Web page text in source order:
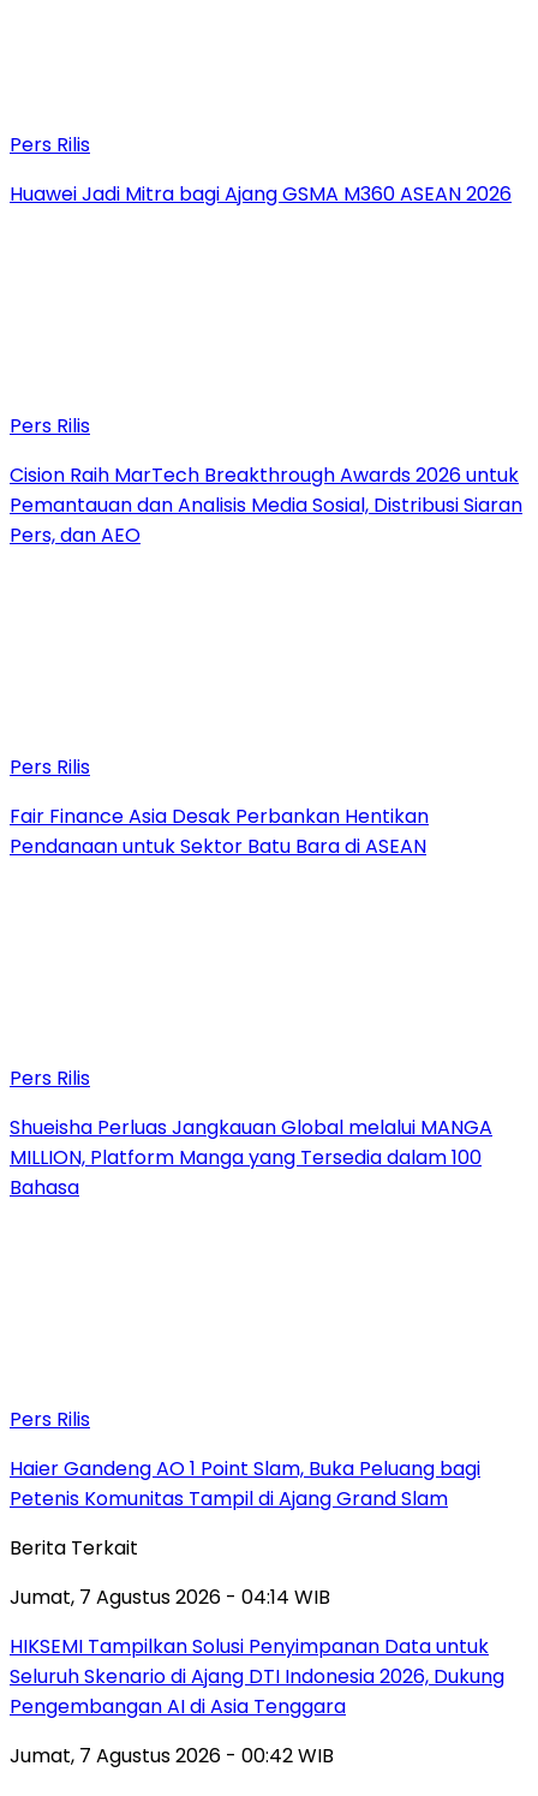
Pers Rilis
Huawei Jadi Mitra bagi Ajang GSMA M360 ASEAN 2026
Pers Rilis
Cision Raih MarTech Breakthrough Awards 2026 untuk
Pemantauan dan Analisis Media Sosial, Distribusi Siaran
Pers, dan AEO
Pers Rilis
Fair Finance Asia Desak Perbankan Hentikan
Pendanaan untuk Sektor Batu Bara di ASEAN
Pers Rilis
Shueisha Perluas Jangkauan Global melalui MANGA
MILLION, Platform Manga yang Tersedia dalam 100
Bahasa
Pers Rilis
Haier Gandeng AO 1 Point Slam, Buka Peluang bagi
Petenis Komunitas Tampil di Ajang Grand Slam
Berita Terkait
Jumat, 7 Agustus 2026 - 04:14 WIB
HIKSEMI Tampilkan Solusi Penyimpanan Data untuk
Seluruh Skenario di Ajang DTI Indonesia 2026, Dukung
Pengembangan AI di Asia Tenggara
Jumat, 7 Agustus 2026 - 00:42 WIB